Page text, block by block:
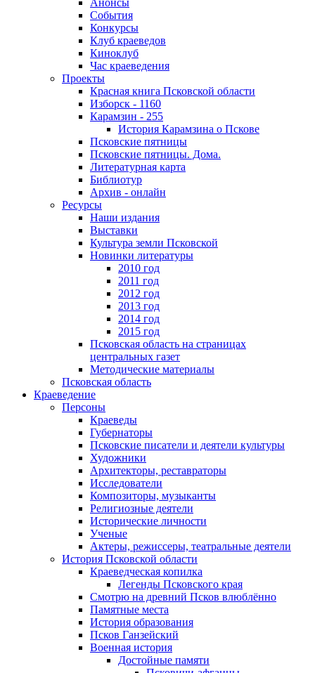
События
Конкурсы
Клуб краеведов
Киноклуб
Час краеведения
Проекты
Красная книга Псковской области
Изборск - 1160
Карамзин - 255
История Карамзина о Пскове
Псковские пятницы
Псковские пятницы. Дома.
Литературная карта
Библиотур
Архив - онлайн
Ресурсы
Наши издания
Выставки
Культура земли Псковской
Новинки литературы
2010 год
2011 год
2012 год
2013 год
2014 год
2015 год
Псковская область на страницах
центральных газет
Методические материалы
Псковская область
Краеведение
Персоны
Краеведы
Губернаторы
Псковские писатели и деятели культуры
Художники
Архитекторы, реставраторы
Исследователи
Композиторы, музыканты
Религиозные деятели
Исторические личности
Ученые
Актеры, режиссеры, театральные деятели
История Псковской области
Краеведческая копилка
Легенды Псковского края
Смотрю на древний Псков влюблённо
Памятные места
История образования
Псков Ганзейский
Военная история
Достойные памяти